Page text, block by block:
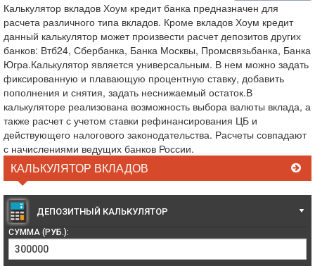
Калькулятор вкладов Хоум кредит банка предназначен для
расчета различного типа вкладов. Кроме вкладов Хоум кредит
данный калькулятор может произвести расчет депозитов других
банков: Втб24, Сбербанка, Банка Москвы, Промсвязьбанка, Банка
Югра.Калькулятор является универсальным. В нем можно задать
фиксированную и плавающую процентную ставку, добавить
пополнения и снятия, задать неснижаемый остаток.В
калькуляторе реализована возможность выбора валюты вклада, а
также расчет с учетом ставки рефинансирования ЦБ и
действующего налогового законодательства. Расчеты совпадают
с начислениями ведущих банков России.
КАЛЬКУЛЯТОР ВКЛАДОВ
ДЕПОЗИТНЫЙ КАЛЬКУЛЯТОР
СУММА (РУБ.):